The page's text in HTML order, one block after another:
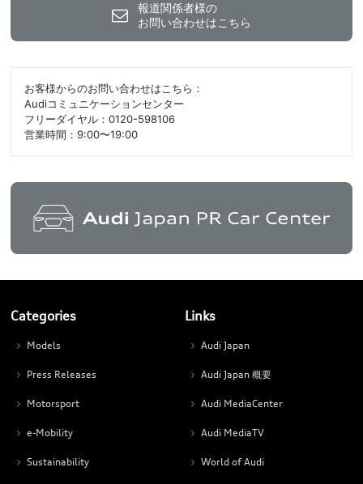
報道関係者様の
お問い合わせはこちら
お客様からのお問い合わせはこちら：
Audiコミュニケーションセンター
フリーダイヤル：0120-598106
営業時間：9:00〜19:00
Categories
Models
Press Releases
Motorsport
e-Mobility
Sustainability
Links
Audi Japan
Audi Japan 概要
Audi MediaCenter
Audi MediaTV
World of Audi